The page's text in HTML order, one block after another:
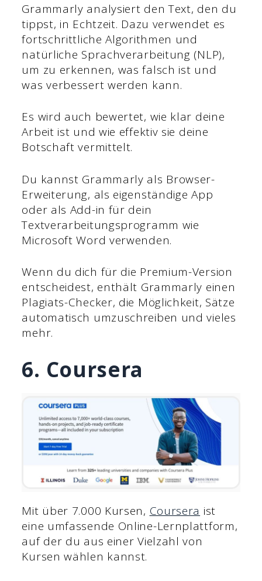
Grammarly analysiert den Text, den du
tippst, in Echtzeit. Dazu verwendet es
fortschrittliche Algorithmen und
natürliche Sprachverarbeitung (NLP),
um zu erkennen, was falsch ist und
was verbessert werden kann.
Es wird auch bewertet, wie klar deine
Arbeit ist und wie effektiv sie deine
Botschaft vermittelt.
Du kannst Grammarly als Browser-
Erweiterung, als eigenständige App
oder als Add-in für dein
Textverarbeitungsprogramm wie
Microsoft Word verwenden.
Wenn du dich für die Premium-Version
entscheidest, enthält Grammarly einen
Plagiats-Checker, die Möglichkeit, Sätze
automatisch umzuschreiben und vieles
mehr.
6. Coursera
Mit über 7.000 Kursen, Coursera ist
eine umfassende Online-Lernplattform,
auf der du aus einer Vielzahl von
Kursen wählen kannst.